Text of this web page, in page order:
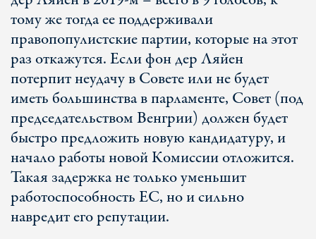
тому же тогда ее поддерживали
правопопулистские партии, которые на этот
раз откажутся. Если фон дер Ляйен
потерпит неудачу в Совете или не будет
иметь большинства в парламенте, Совет (под
председательством Венгрии) должен будет
быстро предложить новую кандидатуру, и
начало работы новой Комиссии отложится.
Такая задержка не только уменьшит
работоспособность ЕС, но и сильно
навредит его репутации.